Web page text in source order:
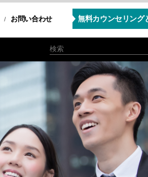
お問い合わせ 無料カウンセリング